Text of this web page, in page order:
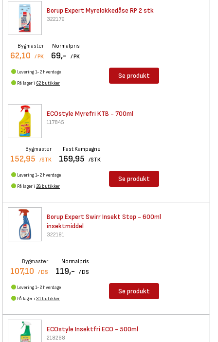
Borup Expert Myrelokkedåse RP 2 stk
322179
Bygmaster
62,10 / PK
Normalpris
69,- / PK
Levering 1-2 hverdage
På lager i 62 butikker
Se produkt
ECOstyle Myrefri KTB - 700ml
117845
Bygmaster
152,95 /STK
Fast Kampagne
169,95 /STK
Levering 1-2 hverdage
På lager i 28 butikker
Se produkt
Borup Expert Swirr Insekt Stop - 600ml
insektmiddel
322181
Bygmaster
107,10 / DS
Normalpris
119,- / DS
Levering 1-2 hverdage
På lager i 31 butikker
Se produkt
ECOstyle Insektfri ECO - 500ml
218268